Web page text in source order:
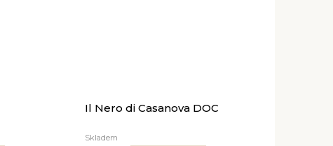
Il Nero di Casanova DOC
Skladem